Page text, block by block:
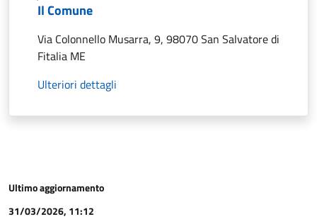
Il Comune
Via Colonnello Musarra, 9, 98070 San Salvatore di
Fitalia ME
Ulteriori dettagli
Ultimo aggiornamento
31/03/2026, 11:12